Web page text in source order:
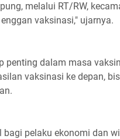
melalui RT/RW,
vaksinasi," ujarnya.
penting dalam masa
vaksinasi ke depan,
bagi pelaku ekonomi dan